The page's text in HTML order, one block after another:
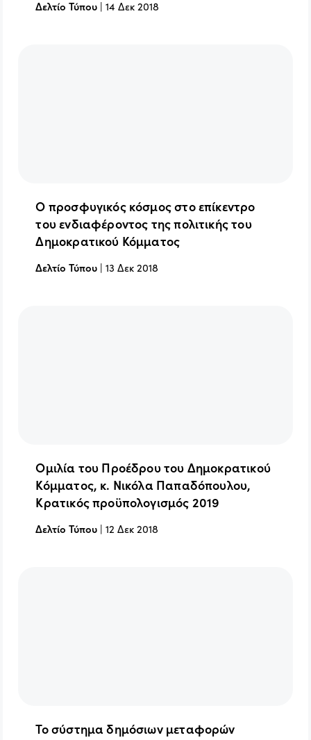
Δελτίο Τύπου |14 Δεκ 2018
Ο προσφυγικός κόσμος στο επίκεντρο
του ενδιαφέροντος της πολιτικής του
Δημοκρατικού Κόμματος
Δελτίο Τύπου |13 Δεκ 2018
Ομιλία του Προέδρου του Δημοκρατικού
Κόμματος, κ. Νικόλα Παπαδόπουλου,
Κρατικός προϋπολογισμός 2019
Δελτίο Τύπου |12 Δεκ 2018
Το σύστημα δημόσιων μεταφορών